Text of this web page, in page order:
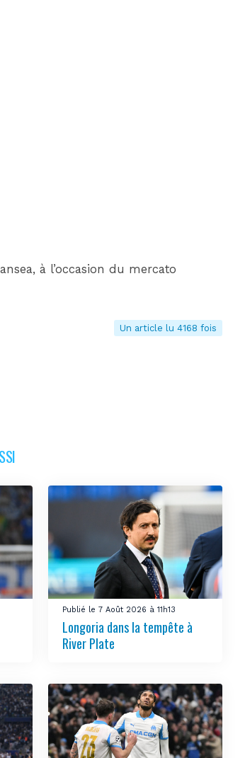
à l’occasion du mercato
Un article lu 4168 fois
Publié le 7 Août 2026 à 11h13
Longoria dans la tempête à
River Plate